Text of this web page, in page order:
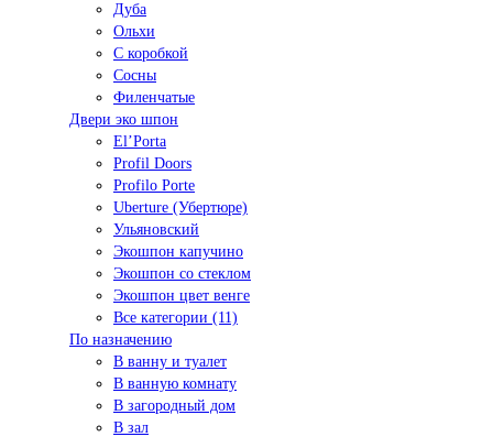
Дуба
Ольхи
С коробкой
Сосны
Филенчатые
Двери эко шпон
El’Porta
Profil Doors
Profilo Porte
Uberture (Убертюре)
Ульяновский
Экошпон капучино
Экошпон со стеклом
Экошпон цвет венге
Все категории (11)
По назначению
В ванну и туалет
В ванную комнату
В загородный дом
В зал